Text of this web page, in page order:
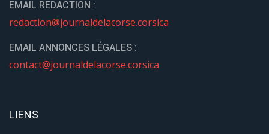
EMAIL REDACTION :
redaction@journaldelacorse.corsica
EMAIL ANNONCES LÉGALES :
contact@journaldelacorse.corsica
LIENS